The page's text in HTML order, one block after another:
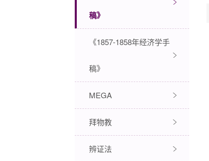
稿》
《1857-1858年经济学手
稿》
MEGA
拜物教
辨证法